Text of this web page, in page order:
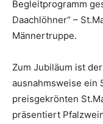
Begleitprogramm
Daachlöhner“ –
Männertruppe.
Zum Jubiläum ist
ausnahmsweise ein
preisgekrönten
präsentiert